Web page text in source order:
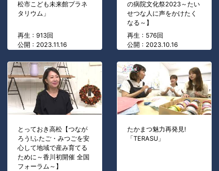
松市こども未来館プラネ
タリウム」
再生 : 913回
公開 : 2023.11.16
の病院文化祭2023～たい
せつな人に声をかけたく
なる～】
再生 : 576回
公開 : 2023.10.16
とっておき高松【つなが
ろう!ふたご・みつごを安
心して地域で産み育てる
ために～香川初開催 全国
フォーラム～】
たかまつ魅力再発見!
「TERASU」